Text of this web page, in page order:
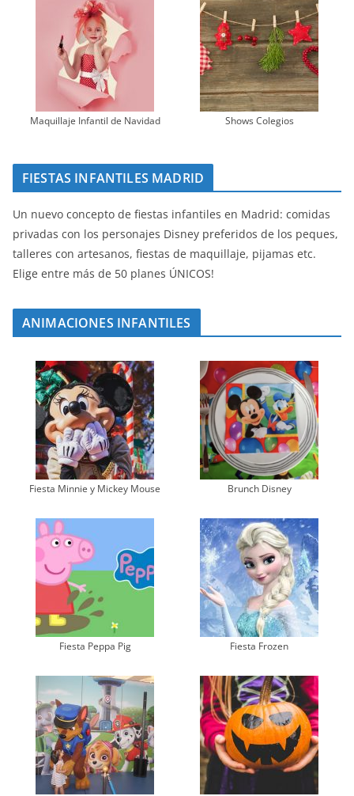
Maquillaje Infantil de Navidad Shows Colegios
FIESTAS INFANTILES MADRID
Un nuevo concepto de fiestas infantiles en Madrid: comidas
privadas con los personajes Disney preferidos de los peques,
talleres con artesanos, fiestas de maquillaje, pijamas etc.
Elige entre más de 50 planes ÚNICOS!
ANIMACIONES INFANTILES
Fiesta Minnie y Mickey Mouse Brunch Disney
Fiesta Peppa Pig Fiesta Frozen